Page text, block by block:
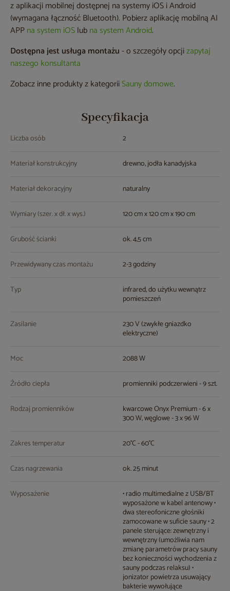
z aplikacji mobilnej dostępnej na systemy iOS i Android
(wymagana łączność Bluetooth). Pobierz aplikację mobilną AI
APPna system iOSlubna system Android.
Dostępna jest usługa montażu- o szczegóły opcjizapytaj
naszego konsultanta
Zobacz inne produkty z kategoriiSauny domowe.
Specyfikacja
Liczba osób 2
Materiał konstrukcyjny drewno, jodła kanadyjska
Materiał dekoracyjny naturalny
Wymiary (szer. x dł. x wys.) 120 cm x 120 cm x 190 cm
Grubość ścianki ok. 4,5 cm
Przewidywany czas montażu 2-3 godziny
Typ infrared, do użytku wewnątrz
pomieszczeń
Zasilanie 230 V (zwykłe gniazdko
elektryczne)
Moc 2088 W
Źródło ciepła promienniki podczerwieni - 9 szt.
Rodzaj promienników kwarcowe Onyx Premium - 6 x
300 W, węglowe - 3 x 96 W
Zakres temperatur 20°C - 60°C
Czas nagrzewania ok. 25 minut
Wyposażenie • radio multimedialne z USB/BT
wyposażone w kabel antenowy •
dwa stereofoniczne głośniki
zamocowane w suficie sauny • 2
panele sterujące: zewnętrzny i
wewnętrzny (umożliwia nam
zmianę parametrów pracy sauny
bez konieczności wychodzenia z
sauny podczas relaksu) •
jonizator powietrza usuwający
bakterie wywołujące